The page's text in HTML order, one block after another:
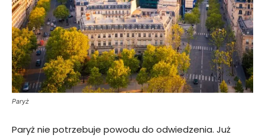
Paryż
Paryż nie potrzebuje powodu do odwiedzenia. Już